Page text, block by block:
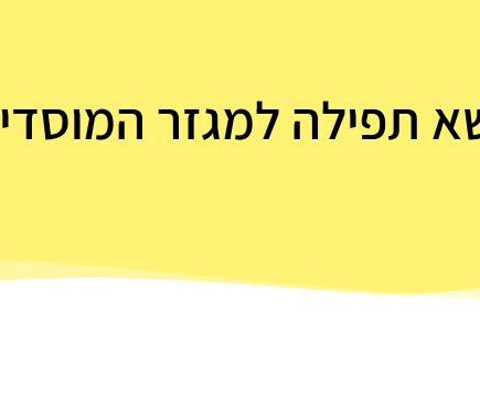
תפילה למגזר המוסדי